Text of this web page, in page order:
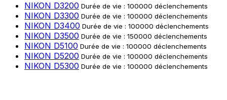
NIKON D3200 Durée de vie : 100000 déclenchements
NIKON D3300 Durée de vie : 100000 déclenchements
NIKON D3400 Durée de vie : 100000 déclenchements
NIKON D3500 Durée de vie : 150000 déclenchements
NIKON D5100 Durée de vie : 100000 déclenchements
NIKON D5200 Durée de vie : 100000 déclenchements
NIKON D5300 Durée de vie : 100000 déclenchements